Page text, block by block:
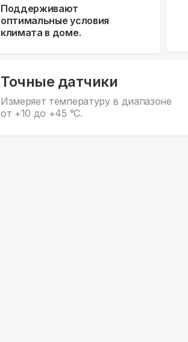
Поддерживают
оптимальные условия
климата в доме.
Точные датчики
Измеряет температуру в диапазоне
от +10 до +45 °С.